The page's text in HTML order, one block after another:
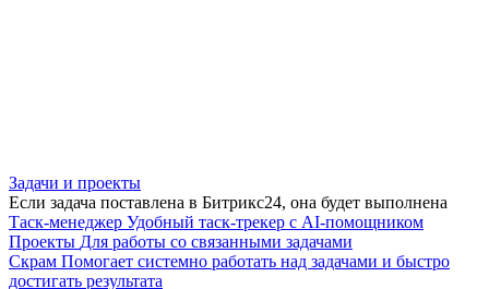
Задачи и проекты
Если задача поставлена в Битрикс24, она будет выполнена
Таск-менеджер Удобный таск-трекер с AI-помощником
Проекты Для работы со связанными задачами
Скрам Помогает системно работать над задачами и быстро
достигать результата